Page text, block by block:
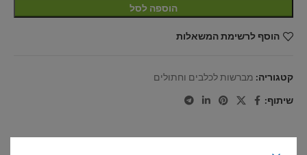
הוספה לסל
הוסף לרשימת המשאלות
קטגוריה: מברשות לכלבים וחתולים
שיתוף: